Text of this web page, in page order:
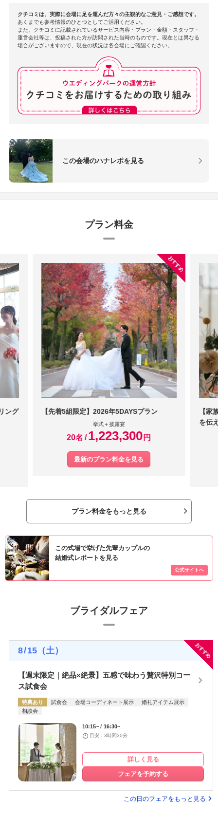
クチコミは、実際に会場に足を運んだ方々の主観的なご意見・ご感想です。
あくまでも参考情報のひとつとしてご活用ください。
また、クチコミに記載されているサービス内容・プラン・金額・スタッフ・
運営会社等は、投稿された方が訪問された当時のものです。現在とは異なる
場合がございますので、現在の状況は各会場にご確認ください。
この会場のハナレポを見る
プラン料金
ング
おすすめ
【先着5組限定】2026年5DAYSプラン
挙式＋披露宴
20名 1,223,300 円
最新のプラン料金を見る
【家
を伝
プラン料金をもっと見る
この式場で挙げた先輩カップルの
結婚式レポートを見る
ブライダルフェア
おすすめ
8/15 （土）
【週末限定｜絶品×絶景】五感で味わう贅沢特別コー
ス試食会
特典あり 試食会 会場コーディネート展示
婚礼アイテム展示
相談会
10:15~ 16:30~
目安：3時間30分
詳しく見る
フェアを予約する
この日のフェアをもっと見る